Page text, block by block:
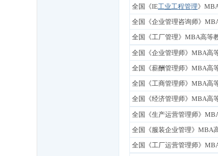
全国《IE工业工程管理》
全国《企业管理咨询师》
全国《工厂管理》MBA高等
全国《企业管理师》 MBA高
全国《薪酬管理师》 MBA高
全国《工商管理师》 MBA高
全国《经济管理师》MBA高
全国《生产运营管理师》
全国《服装企业管理》MBA
全国《工厂运营管理师》